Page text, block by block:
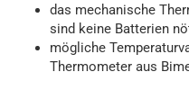
das mechanische
sind keine Batterien
mögliche
Thermometer aus